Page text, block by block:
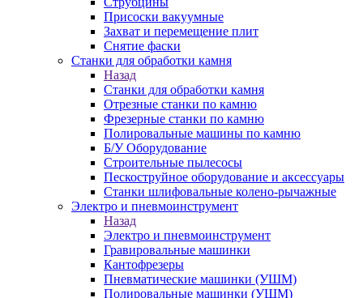
Присоски вакуумные
Захват и перемещение плит
Снятие фаски
Станки для обработки камня
Назад
Станки для обработки камня
Отрезные станки по камню
Фрезерные станки по камню
Полировальные машины по камню
Б/У Оборудование
Строительные пылесосы
Пескоструйное оборудование и аксессуары
Станки шлифовальные колено-рычажные
Электро и пневмоинструмент
Назад
Электро и пневмоинструмент
Гравировальные машинки
Кантофрезеры
Пневматические машинки (УШМ)
Полировальные машинки (УШМ)